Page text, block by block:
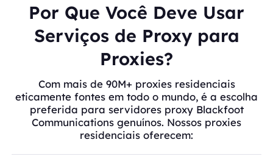
Por Que Você Deve Usar
Serviços de Proxy para
Proxies?
Com mais de 90M+ proxies residenciais
eticamente fontes em todo o mundo, é a escolha
preferida para servidores proxy Blackfoot
Communications genuínos. Nossos proxies
residenciais oferecem: